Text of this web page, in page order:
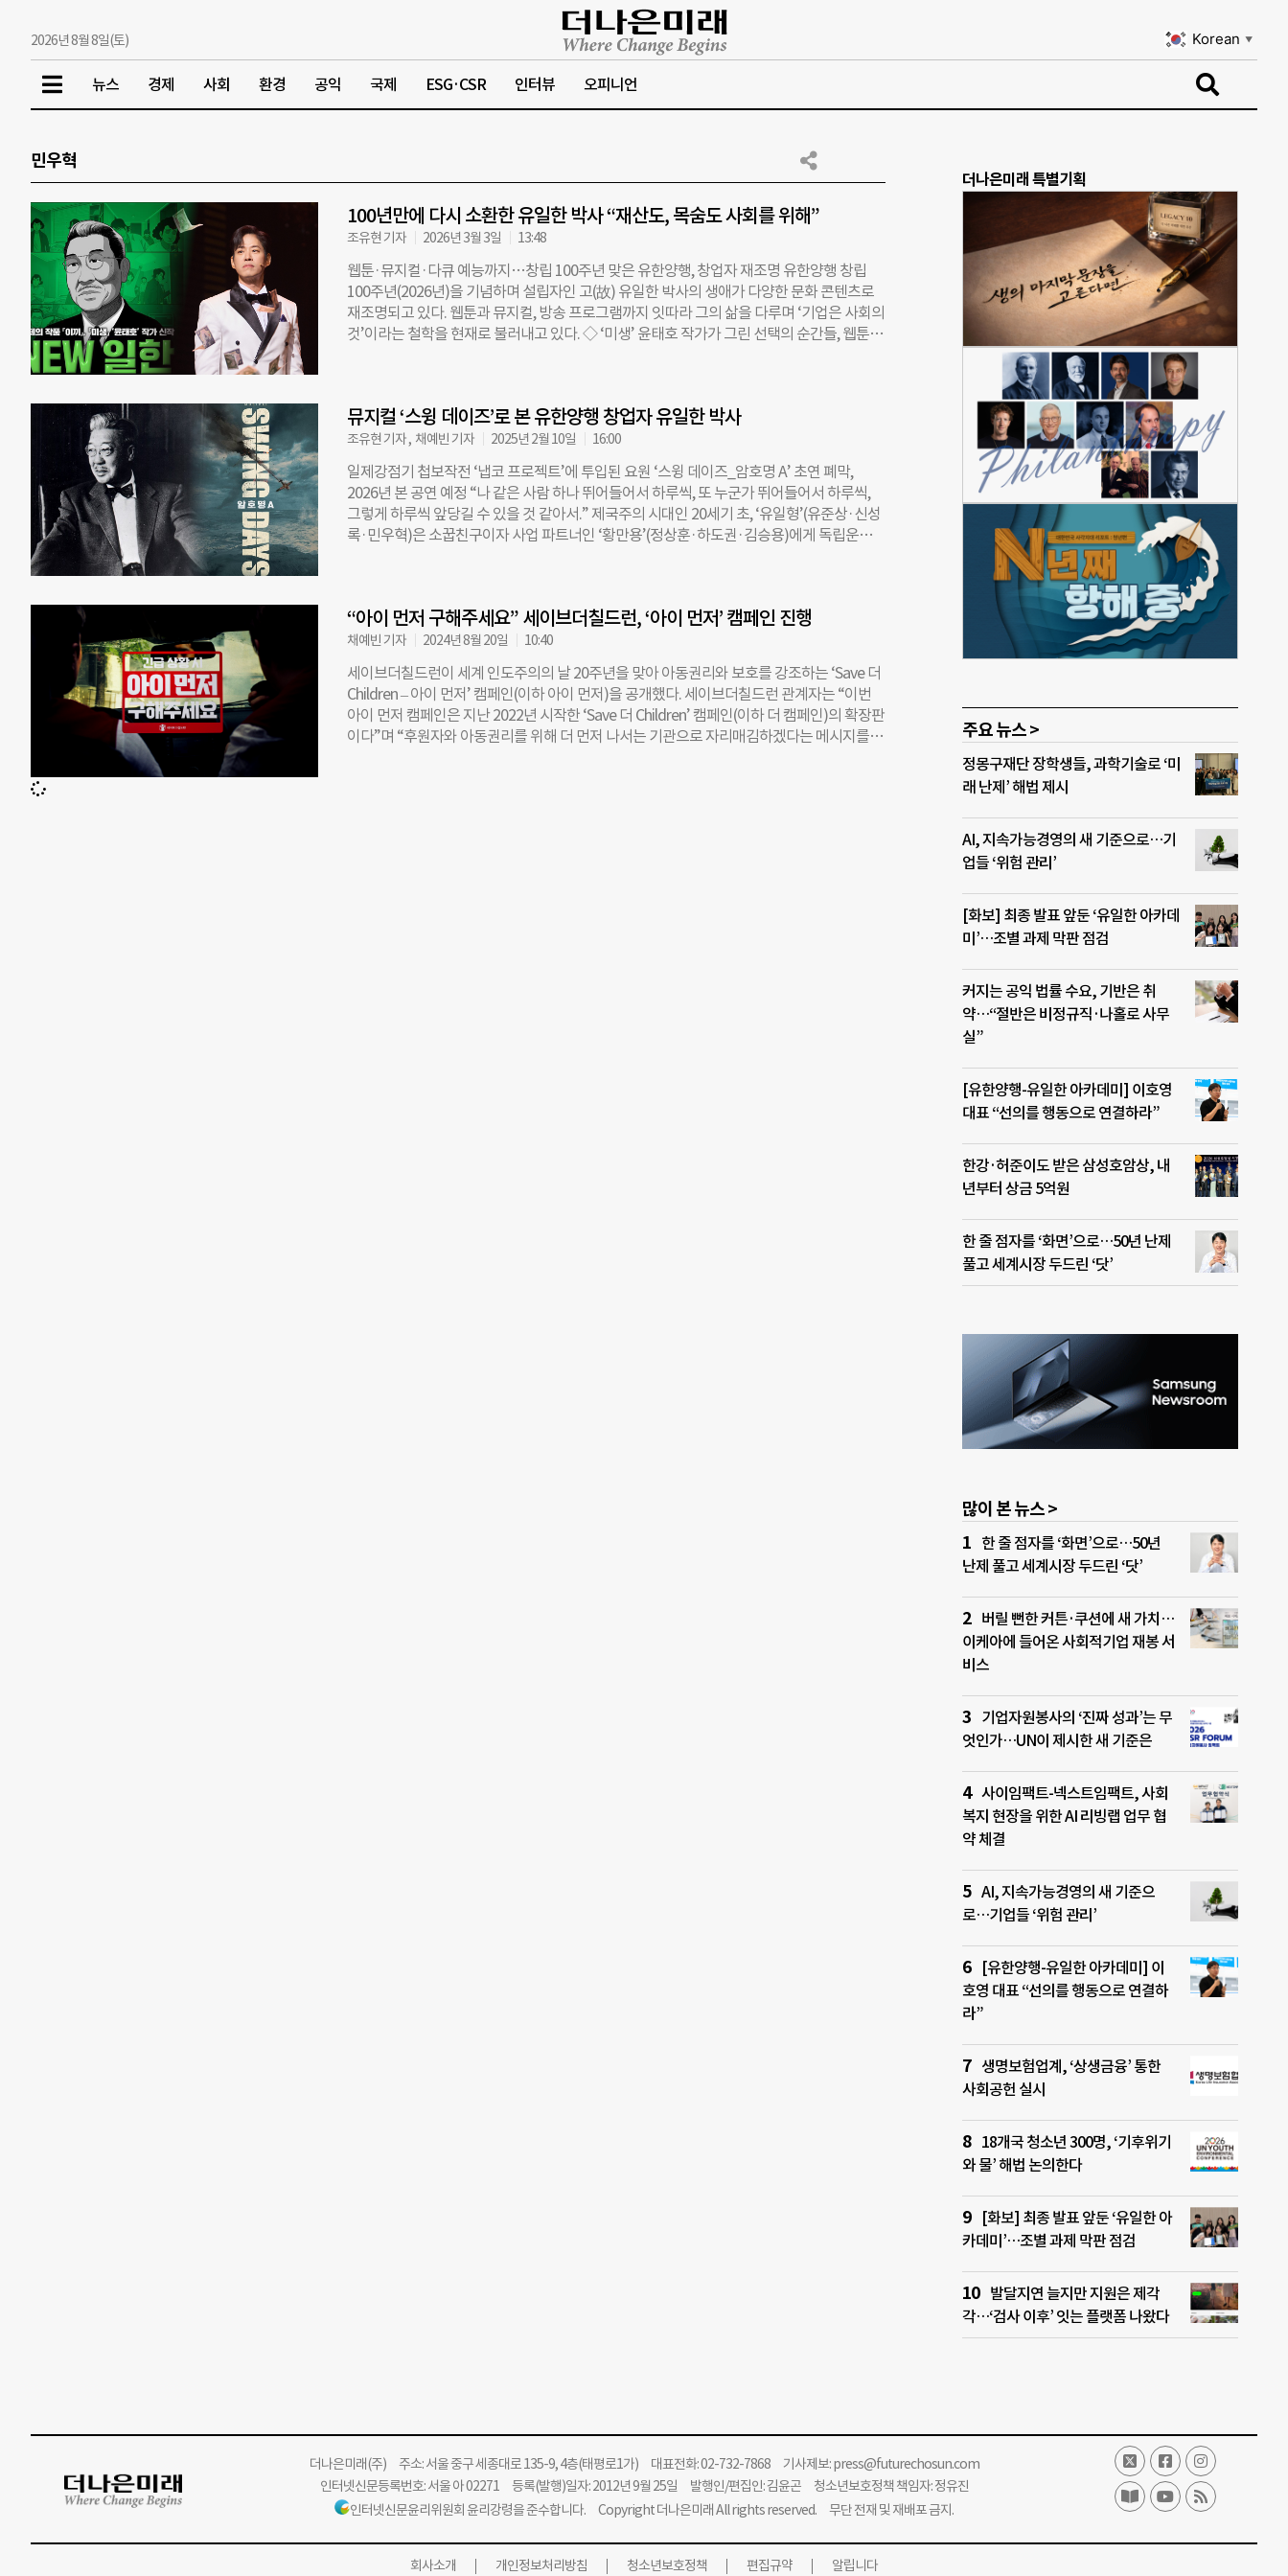
2026년 8월 8일(토) Korean ▼
뉴스 경제 사회 환경 공익 국제 ESG·CSR 인터뷰 오피니언
민우혁
100년만에 다시 소환한 유일한 박사 “재산도, 목숨도 사회를 위해”
조유현 기자 2026년 3월 3일 13:48
웹툰·뮤지컬·다큐 예능까지…창립 100주년 맞은 유한양행, 창업자 재조명 유한양행 창립
100주년(2026년)을 기념하며 설립자인 고(故) 유일한 박사의 생애가 다양한 문화 콘텐츠로
재조명되고 있다. 웹툰과 뮤지컬, 방송 프로그램까지 잇따라 그의 삶을 다루며 ‘기업은 사회의
것’이라는 철학을 현재로 불러내고 있다. ◇ ‘미생’ 윤태호 작가가 그린 선택의 순간들, 웹툰
그린다. 특히 ‘미생’, ‘이끼’ 등을 통해 인간과 사회의 관계를 예리하게 통찰해 온 윤태호 작가
가 참여해 기대를 모은다. 윤 작가는 특유의 인물 중심 서사를 바탕으로, 한 개인의 선택이 시
대와 어떻게 맞닿아 있는지를 흥미롭게 풀어냈다. ‘NEW 일한’의 가장 큰 특징은 단순한 업적
나열이나 연대기적 서술을 탈피해 ‘드라마 제작 기획(PT)’이라는 신선한 액자식 구성을 차용
했다는 점이다. 공개된 1화는 KBC 방송국의 창사 30주년 기념 특별 기획 드라마 공모전을 배
경으로 시작된다. 내부적으로 이미 ‘이순신’을 소재로 한 작품이 내정되어 있다는 소문이 파
다한 가운데, 1인 기획사 화양엔터테인먼트의 김선호 대표가 공모전에 뛰어든다. 그는 후배
로 유한양행을 설립한 유일한 박사다. 유한양행 관계자는 “극
뮤지컬 ‘스윙 데이즈’로 본 유한양행 창업자 유일한 박사
조유현 기자 , 채예빈 기자 2025년 2월 10일 16:00
일제강점기 첩보작전 ‘냅코 프로젝트’에 투입된 요원 ‘스윙 데이즈_암호명 A’ 초연 폐막,
2026년 본 공연 예정 “나 같은 사람 하나 뛰어들어서 하루씩, 또 누군가 뛰어들어서 하루씩,
그렇게 하루씩 앞당길 수 있을 것 같아서.” 제국주의 시대인 20세기 초, ‘유일형’(유준상·신성
록·민우혁)은 소꿉친구이자 사업 파트너인 ‘황만용’(정상훈·하도권·김승용)에게 독립운동
전신)가 주도한 첩보 작전 ‘냅코 프로젝트(NAPKO Project)’의 요원으로 활동했다. 이 프로젝
트는 한국인 요원들을 훈련시켜 일본 내 정보 수집과 지하 조직 구축을 목표로 진행된 작전이
었다. 당시 19명의 한국인 요원 중 유일한 박사는 ‘A’라는 암호명을 사용하며, 사격·공중 폭파
등의 훈련을 받았다. 미국에서 성공한 사업가였던 그는 왜 모든 것을 내려놓고 독립운동에 뛰
어들었을까. “사람이 죽으면서 남기는 것 중 가장 값진 것은 사회를 위한 무언가다.” 유일한
박사가 생전에 남긴 발언에서 그 이유를 짐작해 볼 수 있다. 1971년 타계한 유일한 박사는 자
신의 주식을 전부 공익법인에 기증하며 기업의 사회적 역할을 끝까지 실천했다. 그의 뜻을 이
“아이 먼저 구해주세요” 세이브더칠드런, ‘아이 먼저’ 캠페인 진행
채예빈 기자 2024년 8월 20일 10:40
세이브더칠드런이 세계 인도주의의 날 20주년을 맞아 아동권리와 보호를 강조하는 ‘Save 더
Children – 아이 먼저’ 캠페인(이하 아이 먼저)을 공개했다. 세이브더칠드런 관계자는 “이번
아이 먼저 캠페인은 지난 2022년 시작한 ‘Save 더 Children’ 캠페인(이하 더 캠페인)의 확장판
이다”며 “후원자와 아동권리를 위해 더 먼저 나서는 기관으로 자리매김하겠다는 메시지를
더나은미래 특별기획
주요 뉴스 >
정몽구재단 장학생들, 과학기술로 ‘미
래 난제’ 해법 제시
AI, 지속가능경영의 새 기준으로…기
업들 ‘위험 관리’
[화보] 최종 발표 앞둔 ‘유일한 아카데
미’…조별 과제 막판 점검
커지는 공익 법률 수요, 기반은 취
약…“절반은 비정규직·나홀로 사무
실”
[유한양행-유일한 아카데미] 이호영
대표 “선의를 행동으로 연결하라”
한강·허준이도 받은 삼성호암상, 내
년부터 상금 5억원
한 줄 점자를 ‘화면’으로…50년 난제
풀고 세계시장 두드린 ‘닷’
많이 본 뉴스 >
한 줄 점자를 ‘화면’으로…50년
난제 풀고 세계시장 두드린 ‘닷’
버릴 뻔한 커튼·쿠션에 새 가치…
이케아에 들어온 사회적기업 재봉 서
비스
기업자원봉사의 ‘진짜 성과’는 무
엇인가…UN이 제시한 새 기준은
사이임팩트-넥스트임팩트, 사회
복지 현장을 위한 AI 리빙랩 업무 협
약 체결
AI, 지속가능경영의 새 기준으
로…기업들 ‘위험 관리’
[유한양행-유일한 아카데미] 이
호영 대표 “선의를 행동으로 연결하
라”
생명보험업계, ‘상생금융’ 통한
사회공헌 실시
18개국 청소년 300명, ‘기후위기
와 물’ 해법 논의한다
[화보] 최종 발표 앞둔 ‘유일한 아
카데미’…조별 과제 막판 점검
발달지연 늘지만 지원은 제각
각…‘검사 이후’ 잇는 플랫폼 나왔다
더나은미래(주)주소: 서울 중구 세종대로 135-9, 4층(태평로1가) 대표전화: 02-732-7868 기사제보:press@futurechosun.com
인터넷신문등록번호: 서울 아 02271 등록(발행)일자: 2012년 9월 25일 발행인/편집인: 김윤곤 청소년보호정책 책임자: 정유진
인터넷신문윤리위원회 윤리강령을 준수합니다. Copyright 더나은미래 All rights reserved. 무단 전재 및 재배포 금지.
회사소개 개인정보처리방침 청소년보호정책 편집규약 알립니다